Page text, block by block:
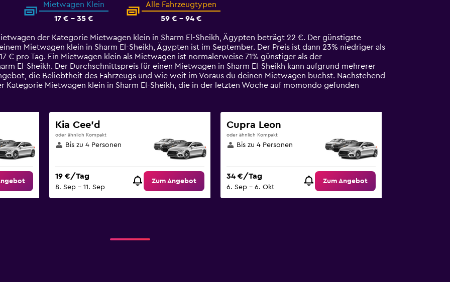
Mietwagen Klein
17 € - 35 €
Alle Fahrzeugtypen
59 € - 94 €
der Kategorie Mietwagen klein in Sharm El-Sheikh, Ägypten beträgt 22 €. Der günstigste
Mietwagen klein in Sharm El-Sheikh, Ägypten ist im September. Der Preis ist dann 23% niedriger als
€ pro Tag. Ein Mietwagen klein als Mietwagen ist normalerweise 71% günstiger als der
El-Sheikh. Der Durchschnittspreis für einen Mietwagen in Sharm El-Sheikh kann aufgrund mehrerer
die Beliebtheit des Fahrzeugs und wie weit im Voraus du deinen Mietwagen buchst. Nachstehend
Kategorie Mietwagen klein in Sharm El-Sheikh, die in der letzten Woche auf momondo gefunden
Kia Cee'd
oder ähnlich Kompakt
Bis zu 4 Personen
19 €/Tag
8. Sep – 11. Sep
Zum Angebot
Cupra Leon
oder ähnlich Kompakt
Bis zu 4 Personen
34 €/Tag
6. Sep – 6. Okt
Zum Angebot